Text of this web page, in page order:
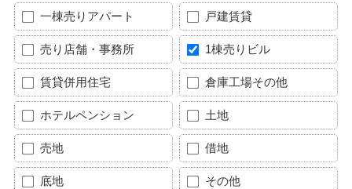
一棟売りアパート 戸建賃貸
売り店舗・事務所 1棟売りビル
賃貸併用住宅 倉庫工場その他
ホテルペンション 土地
売地 借地
底地 その他